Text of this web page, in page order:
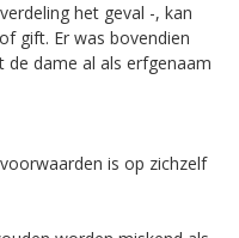
het geval -, kan
gift. Er was bovendien
de dame al als erfgenaam
is op zichzelf